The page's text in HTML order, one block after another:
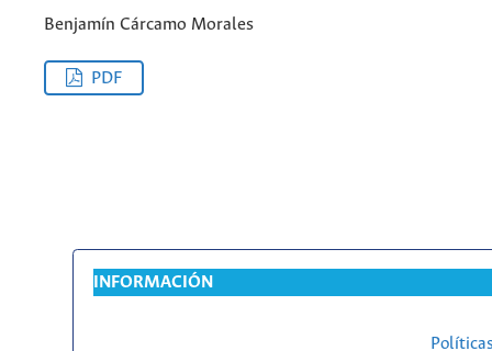
Benjamín Cárcamo Morales
PDF
INFORMACIÓN